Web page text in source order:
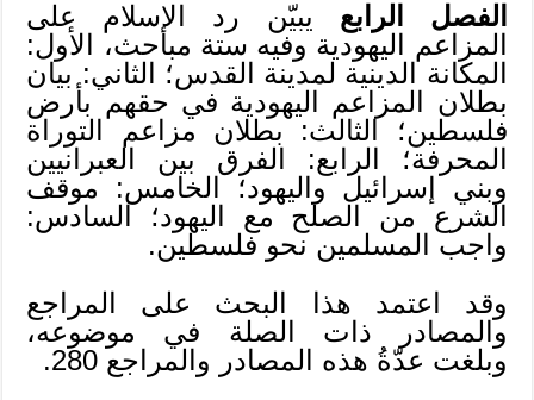
الفصل الرابع يبيّن رد الإسلام على
المزاعم اليهودية وفيه ستة مباحث، الأول:
المكانة الدينية لمدينة القدس؛ الثاني: بيان
بطلان المزاعم اليهودية في حقهم بأرض
فلسطين؛ الثالث: بطلان مزاعم التوراة
المحرفة؛ الرابع: الفرق بين العبرانيين
وبني إسرائيل واليهود؛ الخامس: موقف
الشرع من الصلح مع اليهود؛ السادس:
واجب المسلمين نحو فلسطين.
وقد اعتمد هذا البحث على المراجع
والمصادر ذات الصلة في موضوعه،
وبلغت عدّةُ هذه المصادر والمراجع 280.